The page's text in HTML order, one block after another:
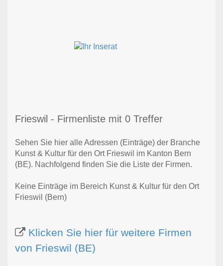
Frieswil - Firmenliste mit 0 Treffer
Sehen Sie hier alle Adressen (Einträge) der Branche
Kunst & Kultur für den Ort Frieswil im Kanton Bern
(BE). Nachfolgend finden Sie die Liste der Firmen.
Keine Einträge im Bereich Kunst & Kultur für den Ort
Frieswil (Bern)
Klicken Sie hier für weitere Firmen
von Frieswil (BE)